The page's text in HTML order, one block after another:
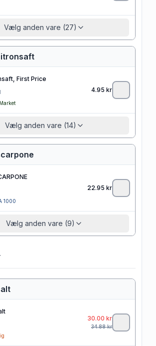
Vælg anden vare (27)
First Price
4.95 kr
Vælg anden vare (14)
1000
22.95 kr
Vælg anden vare (9)
30.00 kr
34.88kr